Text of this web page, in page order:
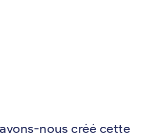
nous créé cette